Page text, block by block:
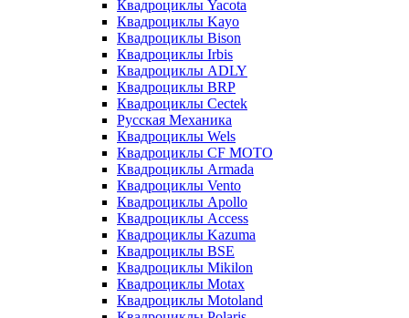
Квадроциклы Yacota
Квадроциклы Kayo
Квадроциклы Bison
Квадроциклы Irbis
Квадроциклы ADLY
Квадроциклы BRP
Квадроциклы Cectek
Русская Механика
Квадроциклы Wels
Квадроциклы CF MOTO
Квадроциклы Armada
Квадроциклы Vento
Квадроциклы Apollo
Квадроциклы Access
Квадроциклы Kazuma
Квадроциклы BSE
Квадроциклы Mikilon
Квадроциклы Motax
Квадроциклы Motoland